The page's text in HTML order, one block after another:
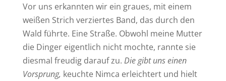
Vor uns erkannten wir ein graues, mit einem
weißen Strich verziertes Band, das durch den
Wald führte. Eine Straße. Obwohl meine Mutter
die Dinger eigentlich nicht mochte, rannte sie
diesmal freudig darauf zu. Die gibt uns einen
Vorsprung, keuchte Nimca erleichtert und hielt